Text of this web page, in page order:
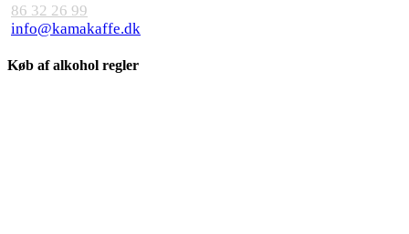
86 32 26 99
info@kamakaffe.dk
Køb af alkohol regler